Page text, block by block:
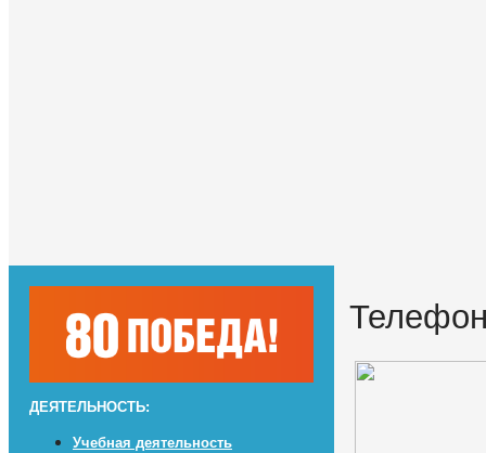
ДЕЯТЕЛЬНОСТЬ:
Учебная деятельность